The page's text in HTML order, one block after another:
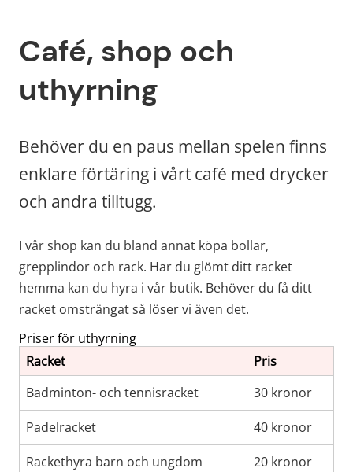
Café, shop och
uthyrning
Behöver du en paus mellan spelen finns
enklare förtäring i vårt café med drycker
och andra tilltugg.
I vår shop kan du bland annat köpa bollar,
grepplindor och rack. Har du glömt ditt racket
hemma kan du hyra i vår butik. Behöver du få ditt
racket omsträngat så löser vi även det.
Priser för uthyrning
Racket
Pris
Badminton- och tennisracket
30 kronor
Padelracket
40 kronor
Rackethyra barn och ungdom
20 kronor